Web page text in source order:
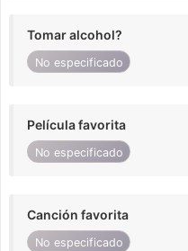
Tomar alcohol?
No especificado
Película favorita
No especificado
Canción favorita
No especificado